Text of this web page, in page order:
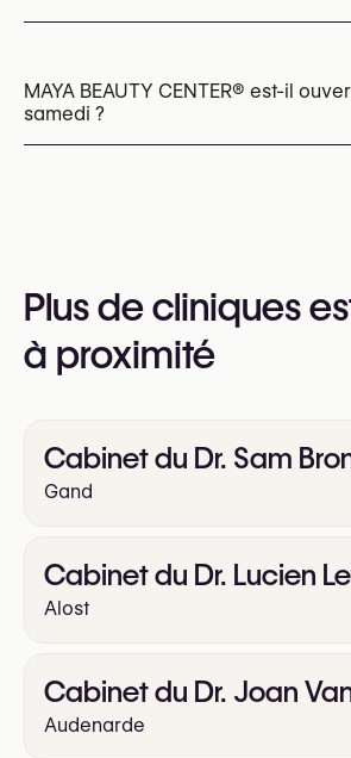
téléphone au
+32 486 02 91 22
Vous pouvez également consulter
MAYA BEAUTY CENTER®️ est-il
samedi ?
Plus de cliniques
à proximité
Cabinet du Dr. Sam
Gand
Cabinet du Dr. Lucien
Alost
Cabinet du Dr. Joan
Audenarde